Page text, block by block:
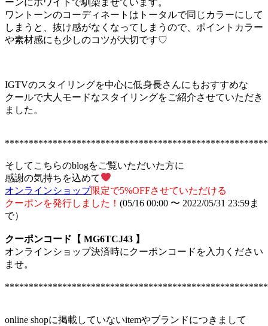
ワントーンのコーディネートはトータルで同じカラーにして
しまうと、抜け感がなくなってしまうので、ポイントカラー
や素材感にも少しのコツが大切です♡
IGTVのスタイリングを中心に低身長さんにもおすすめな
クールで大人モードなスタイリングをご紹介させていただき
ました。
そしてこちらのblogをご覧いただいた方に
感謝の気持ちを込めて
オンラインショップ限定で5%OFFさせていただける
クーポンを発行しました！ (05/16 00:00 〜 2022/05/31 23:59ま
で）
クーポンコード【 MG6TCJ43 】
オンラインショップ決済時にクーポンコードを入力ください
ませ。
online shopに掲載していないitemやブランドにつきまして